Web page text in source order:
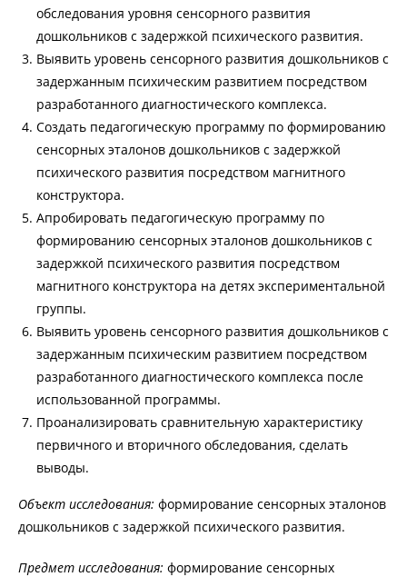
обследования уровня сенсорного развития
дошкольников с задержкой психического развития.
Выявить уровень сенсорного развития дошкольников с
задержанным психическим развитием посредством
разработанного диагностического комплекса.
Создать педагогическую программу по формированию
сенсорных эталонов дошкольников с задержкой
психического развития посредством магнитного
конструктора.
Апробировать педагогическую программу по
формированию сенсорных эталонов дошкольников с
задержкой психического развития посредством
магнитного конструктора на детях экспериментальной
группы.
Выявить уровень сенсорного развития дошкольников с
задержанным психическим развитием посредством
разработанного диагностического комплекса после
использованной программы.
Проанализировать сравнительную характеристику
первичного и вторичного обследования, сделать
выводы.
Объект исследования: формирование сенсорных эталонов
дошкольников с задержкой психического развития.
Предмет исследования: формирование сенсорных